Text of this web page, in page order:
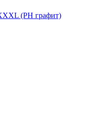
(PH графит)